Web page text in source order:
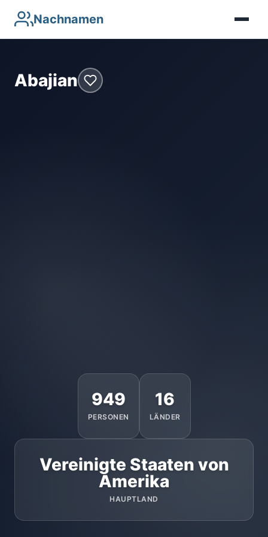
Nachnamen
Abajian
949
PERSONEN
16
LÄNDER
Vereinigte Staaten von
Amerika
HAUPTLAND